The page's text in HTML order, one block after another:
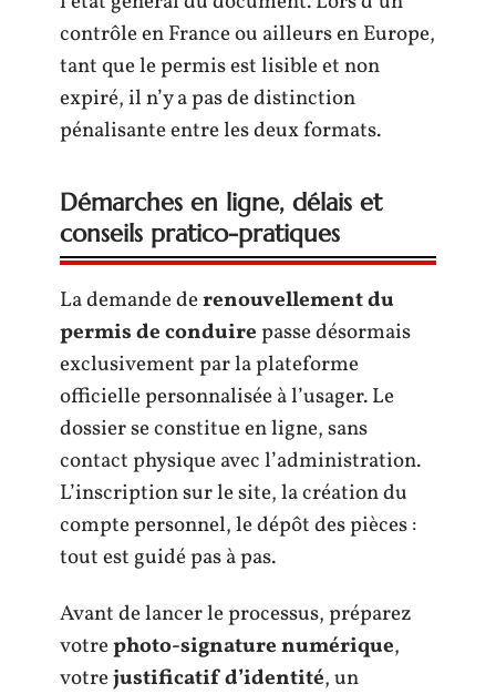
contrôle en France ou ailleurs en Europe,
tant que le permis est lisible et non
expiré, il n’y a pas de distinction
pénalisante entre les deux formats.
Démarches en ligne, délais et
conseils pratico-pratiques
La demande derenouvellement du
permis de conduirepasse désormais
exclusivement par la plateforme
officielle personnalisée à l’usager. Le
dossier se constitue en ligne, sans
contact physique avec l’administration.
L’inscription sur le site, la création du
compte personnel, le dépôt des pièces :
tout est guidé pas à pas.
Avant de lancer le processus, préparez
votrephoto-signature numérique,
votrejustificatif d’identité, un